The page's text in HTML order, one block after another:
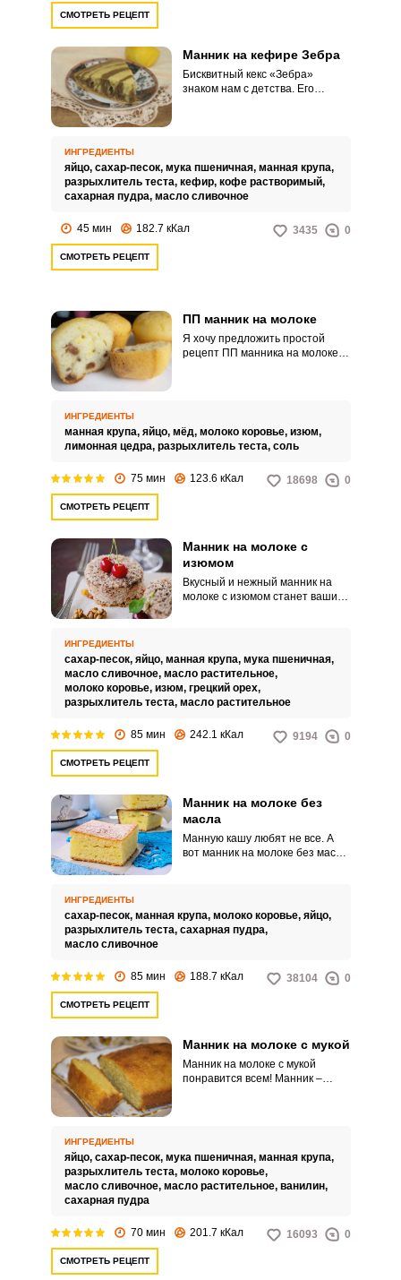
СМОТРЕТЬ РЕЦЕПТ
Манник на кефире Зебра
Бисквитный кекс «Зебра»
знаком нам с детства. Его
ИНГРЕДИЕНТЫ
яйцо, сахар-песок, мука пшеничная, манная крупа,
разрыхлитель теста, кефир, кофе растворимый,
сахарная пудра, масло сливочное
45 мин 182.7 кКал 3435 0
СМОТРЕТЬ РЕЦЕПТ
ПП манник на молоке
Я хочу предложить простой
рецепт ПП манника на молоке.
ИНГРЕДИЕНТЫ
манная крупа, яйцо, мёд, молоко коровье, изюм,
лимонная цедра, разрыхлитель теста, соль
75 мин 123.6 кКал 18698 0
СМОТРЕТЬ РЕЦЕПТ
Манник на молоке с
изюмом
Вкусный и нежный манник на
молоке с изюмом станет вашим
больших усилий.
ИНГРЕДИЕНТЫ
сахар-песок, яйцо, манная крупа, мука пшеничная,
масло сливочное, масло растительное,
молоко коровье, изюм, грецкий орех,
разрыхлитель теста, масло растительное
85 мин 242.1 кКал 9194 0
СМОТРЕТЬ РЕЦЕПТ
Манник на молоке без
масла
Манную кашу любят не все. А
вот манник на молоке без масла,
ИНГРЕДИЕНТЫ
сахар-песок, манная крупа, молоко коровье, яйцо,
разрыхлитель теста, сахарная пудра,
масло сливочное
85 мин 188.7 кКал 38104 0
СМОТРЕТЬ РЕЦЕПТ
Манник на молоке с мукой
Манник на молоке с мукой
понравится всем! Манник –
готовить сразу несколько
порций.
ИНГРЕДИЕНТЫ
яйцо, сахар-песок, мука пшеничная, манная крупа,
разрыхлитель теста, молоко коровье,
масло сливочное, масло растительное, ванилин,
сахарная пудра
70 мин 201.7 кКал 16093 0
СМОТРЕТЬ РЕЦЕПТ
Запомнить меня
ЕЩЕ НЕ ЗАРЕГИСТРИРОВАННЫ?
Забыли пароль?